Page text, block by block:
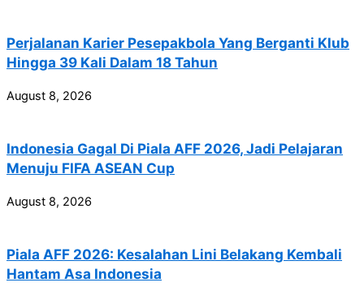
Perjalanan Karier Pesepakbola Yang Berganti Klub
Hingga 39 Kali Dalam 18 Tahun
August 8, 2026
Indonesia Gagal Di Piala AFF 2026, Jadi Pelajaran
Menuju FIFA ASEAN Cup
August 8, 2026
Piala AFF 2026: Kesalahan Lini Belakang Kembali
Hantam Asa Indonesia